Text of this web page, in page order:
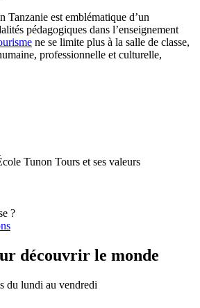
Tanzanie est emblématique d’un
pédagogiques dans l’enseignement
ne se limite plus à la salle de classe,
professionnelle et culturelle,
Tunon Tours et ses valeurs
?
découvrir le monde
du lundi au vendredi